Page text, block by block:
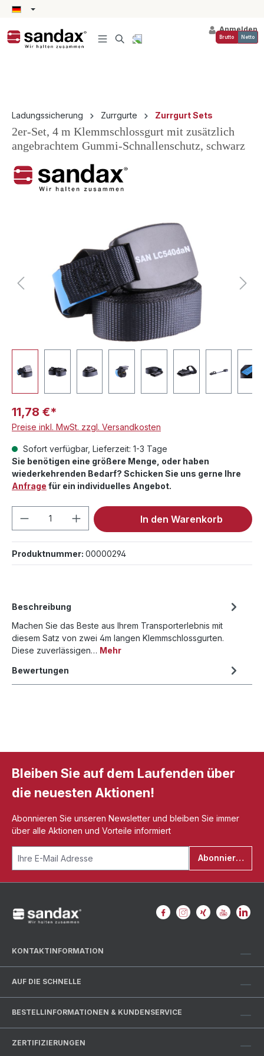
springen
Anmelden
Brutto Netto
Ladungssicherung Zurrgurte Zurrgurt Sets
2er-Set, 4 m Klemmschlossgurt mit zusätzlich
angebrachtem Gummi-Schnallenschutz, schwarz
11,78 €*
Preise inkl. MwSt. zzgl. Versandkosten
Sofort verfügbar, Lieferzeit: 1-3 Tage
Sie benötigen eine größere Menge, oder haben
wiederkehrenden Bedarf? Schicken Sie uns gerne Ihre
Anfrage für ein individuelles Angebot.
Produkt Anzahl: Gib denIn den Warenkorb
Produktnummer: 00000294
Beschreibung
Machen Sie das Beste aus Ihrem Transporterlebnis mit
diesem Satz von zwei 4m langen Klemmschlossgurten.
Diese zuverlässigen… Mehr
Bewertungen
Bleiben Sie auf dem Laufenden über
die neuesten Aktionen!
Abonnieren Sie unseren Newsletter und bleiben Sie immer
über alle Aktionen und Vorteile informiert
Abonnieren
KONTAKTINFORMATION
AUF DIE SCHNELLE
BESTELLINFORMATIONEN & KUNDENSERVICE
ZERTIFIZIERUNGEN